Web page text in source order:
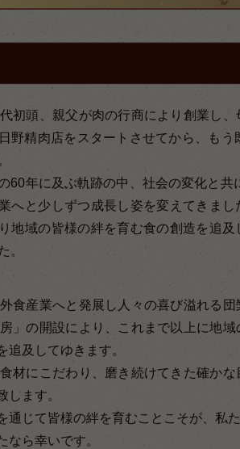
初頭、親父が肉の行商により創業し、
野精肉店をスタートさせてから、もう
60年に及ぶ軌跡の中、社会の変化と共
へと少しずつ成長し姿を変えてきまし
地域の皆様の絆を育む食の創造を追及
。
食産業へと発展し人々の喜び溢れる団
」の開設により、これまで以上に地
及してゆきます。
材にこだわり、磨き続けてきた確かな
ます。
じて皆様の絆を育むことこそが、私た
ら幸いです。